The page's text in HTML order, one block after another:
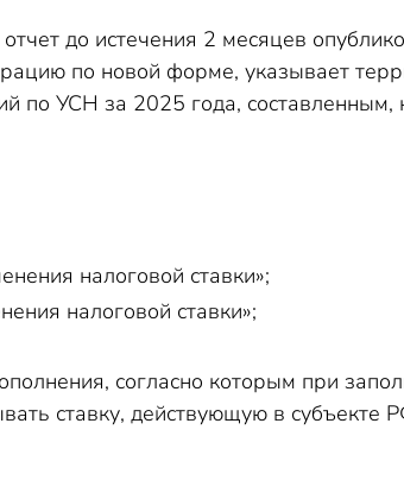
до истечения 2 месяцев
по новой форме, указывает
по УСН за 2025 года, составленным,
налоговой ставки»;
налоговой ставки»;
согласно которым при
ставку, действующую в субъекте